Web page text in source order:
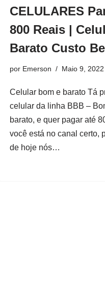
CELULARES
800 Reais |
Barato Custo
por Emerson Maio 9, 2022
Celular bom e barato Tá
celular da linha BBB –
barato, e quer pagar até
você está no canal certo,
de hoje nós…